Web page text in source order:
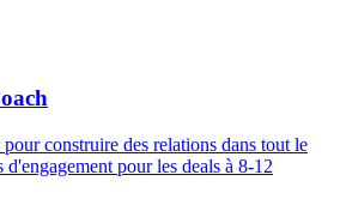
construire des relations dans tout le
d'engagement pour les deals à 8-12